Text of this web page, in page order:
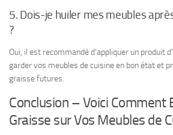
5. Dois-je huiler mes meubles
?
Oui, il est recommandé d’appliquer un produit
garder vos meubles de cuisine en bon état et
graisse futures.
Conclusion – Voici Comment
Graisse sur Vos Meubles de